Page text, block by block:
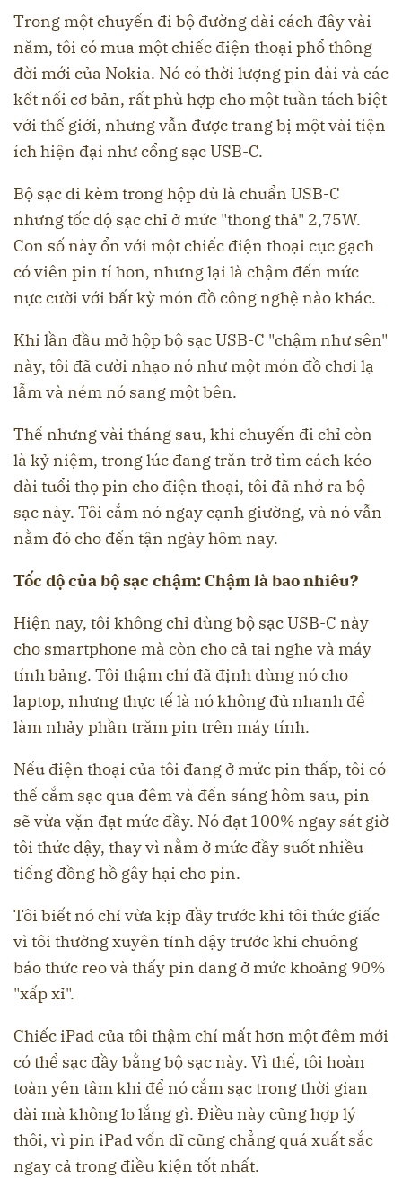
Trong một chuyến đi bộ đường dài cách đây vài
năm, tôi có mua một chiếc điện thoại phổ thông
đời mới của Nokia. Nó có thời lượng pin dài và các
kết nối cơ bản, rất phù hợp cho một tuần tách biệt
với thế giới, nhưng vẫn được trang bị một vài tiện
ích hiện đại như cổng sạc USB-C.
Bộ sạc đi kèm trong hộp dù là chuẩn USB-C
nhưng tốc độ sạc chỉ ở mức "thong thả" 2,75W.
Con số này ổn với một chiếc điện thoại cục gạch
có viên pin tí hon, nhưng lại là chậm đến mức
nực cười với bất kỳ món đồ công nghệ nào khác.
Khi lần đầu mở hộp bộ sạc USB-C "chậm như sên"
này, tôi đã cười nhạo nó như một món đồ chơi lạ
lẫm và ném nó sang một bên.
Thế nhưng vài tháng sau, khi chuyến đi chỉ còn
là kỷ niệm, trong lúc đang trăn trở tìm cách kéo
dài tuổi thọ pin cho điện thoại, tôi đã nhớ ra bộ
sạc này. Tôi cắm nó ngay cạnh giường, và nó vẫn
nằm đó cho đến tận ngày hôm nay.
Tốc độ của bộ sạc chậm: Chậm là bao nhiêu?
Hiện nay, tôi không chỉ dùng bộ sạc USB-C này
cho smartphone mà còn cho cả tai nghe và máy
tính bảng. Tôi thậm chí đã định dùng nó cho
laptop, nhưng thực tế là nó không đủ nhanh để
làm nhảy phần trăm pin trên máy tính.
Nếu điện thoại của tôi đang ở mức pin thấp, tôi có
thể cắm sạc qua đêm và đến sáng hôm sau, pin
sẽ vừa vặn đạt mức đầy. Nó đạt 100% ngay sát giờ
tôi thức dậy, thay vì nằm ở mức đầy suốt nhiều
tiếng đồng hồ gây hại cho pin.
Tôi biết nó chỉ vừa kịp đầy trước khi tôi thức giấc
vì tôi thường xuyên tỉnh dậy trước khi chuông
báo thức reo và thấy pin đang ở mức khoảng 90%
"xấp xỉ".
Chiếc iPad của tôi thậm chí mất hơn một đêm mới
có thể sạc đầy bằng bộ sạc này. Vì thế, tôi hoàn
toàn yên tâm khi để nó cắm sạc trong thời gian
dài mà không lo lắng gì. Điều này cũng hợp lý
thôi, vì pin iPad vốn dĩ cũng chẳng quá xuất sắc
ngay cả trong điều kiện tốt nhất.